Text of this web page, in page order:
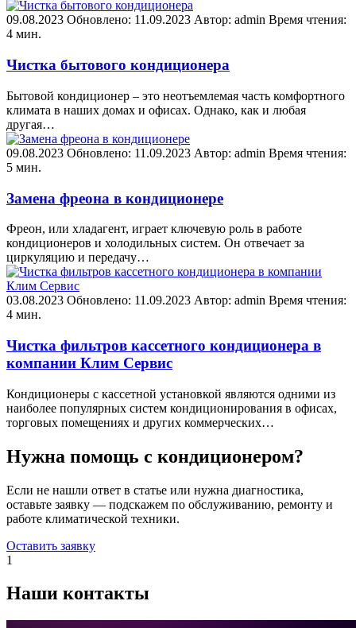
09.08.2023 Обновлено: 11.09.2023 Автор: admin Время чтения:
4 мин.
Чистка бытового кондиционера
Бытовой кондиционер – это неотъемлемая часть комфортного
климата в наших домах и офисах. Однако, как и любая
другая…
09.08.2023 Обновлено: 11.09.2023 Автор: admin Время чтения:
5 мин.
Замена фреона в кондиционере
Фреон, или хладагент, играет ключевую роль в работе
кондиционеров и холодильных систем. Он отвечает за
циркуляцию и передачу…
03.08.2023 Обновлено: 11.09.2023 Автор: admin Время чтения:
4 мин.
Чистка фильтров кассетного кондиционера в
компании Клим Сервис
Кондиционеры с кассетной установкой являются одними из
наиболее популярных систем кондиционирования в офисах,
торговых помещениях и других коммерческих…
Нужна помощь с кондиционером?
Если не нашли ответ в статье или нужна диагностика,
оставьте заявку — подскажем по обслуживанию, ремонту и
работе климатической техники.
Оставить заявку
1
Наши контакты